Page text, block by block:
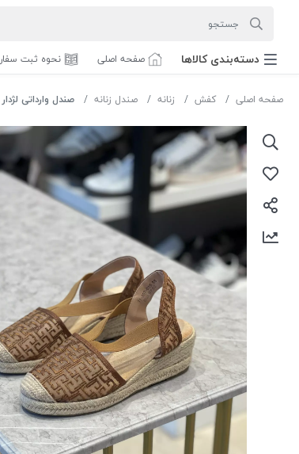
دسته‌بندی‌ کالاها صفحه اصلی نحوه ثبت
صفحه اصلی کفش زنانه صندل زنانه صندل وارداتی لژدار فول طبی کد 11-